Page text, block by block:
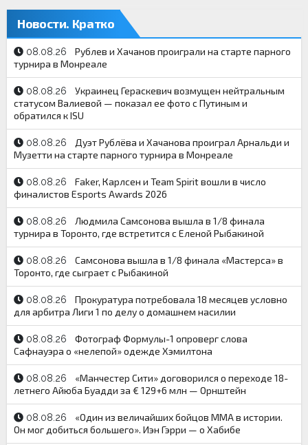
Новости. Кратко
08.08.26
Рублев и Хачанов проиграли на старте парного
турнира в Монреале
08.08.26
Украинец Гераскевич возмущен нейтральным
статусом Валиевой — показал ее фото с Путиным и
обратился к ISU
08.08.26
Дуэт Рублёва и Хачанова проиграл Арнальди и
Музетти на старте парного турнира в Монреале
08.08.26
Faker, Карлсен и Team Spirit вошли в число
финалистов Esports Awards 2026
08.08.26
Людмила Самсонова вышла в 1/8 финала
турнира в Торонто, где встретится с Еленой Рыбакиной
08.08.26
Самсонова вышла в 1/8 финала «Мастерса» в
Торонто, где сыграет с Рыбакиной
08.08.26
Прокуратура потребовала 18 месяцев условно
для арбитра Лиги 1 по делу о домашнем насилии
08.08.26
Фотограф Формулы-1 опроверг слова
Сафнауэра о «нелепой» одежде Хэмилтона
08.08.26
«Манчестер Сити» договорился о переходе 18-
летнего Айюба Буадди за € 129+6 млн — Орнштейн
08.08.26
«Один из величайших бойцов ММА в истории.
Он мог добиться большего». Иэн Гэрри — о Хабибе